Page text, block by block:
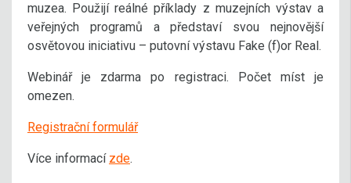
muzea. Použijí reálné příklady z muzejních výstav a
veřejných programů a představí svou nejnovější
osvětovou iniciativu – putovní výstavu Fake (f)or Real.
Webinář je zdarma po registraci. Počet míst je
omezen.
Registrační formulář
Více informací zde.